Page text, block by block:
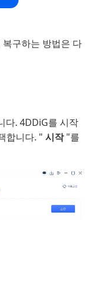
구하는 방법은 다
다. 4DDiG를 시작
합니다. " 시작"를